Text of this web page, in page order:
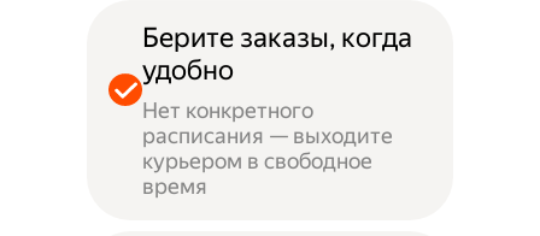
Берите заказы, когда
удобно
Нет конкретного
расписания — выходите
курьером в свободное
время